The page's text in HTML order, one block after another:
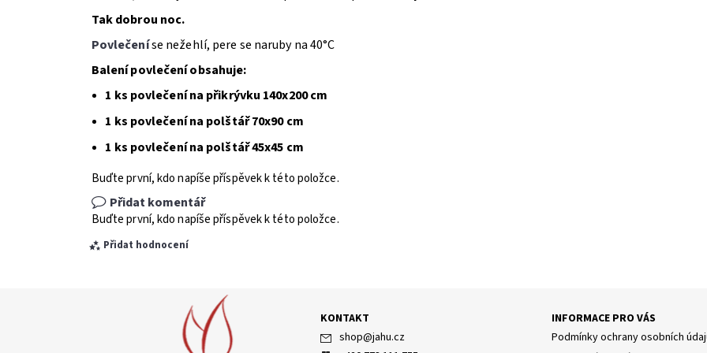
Tak dobrou noc.
Povlečeníse nežehlí, pere se naruby na 40°C
Balení povlečení obsahuje:
1 ks povlečení na přikrývku 140x200 cm
1 ks povlečení na polštář 70x90 cm
1 ks povlečení na polštář 45x45 cm
Buďte první, kdo napíše příspěvek k této položce.
Přidat komentář
Buďte první, kdo napíše příspěvek k této položce.
Přidat hodnocení
KONTAKT
shop@jahu.cz
INFORMACE PRO VÁS
Podmínky ochrany osobních